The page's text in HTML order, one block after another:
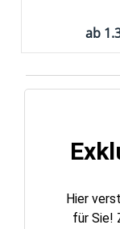
ab
Hier
für Sie!